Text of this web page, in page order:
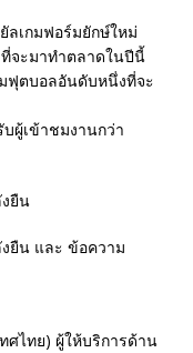
ลเกมฟอร์มยักษ์ใหม่
ที่จะมาทำตลาดในปีนี้
มฟุตบอลอันดับหนึ่งที่จะ
ผู้เข้าชมงานกว่า
ศไทย) ผู้ให้บริการด้าน